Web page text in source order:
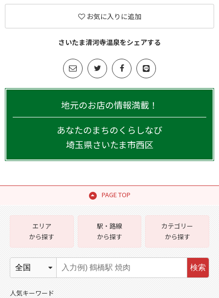
お気に入りに追加
さいたま清河寺温泉をシェアする
地元のお店の情報満載！
あなたのまちのくらしなび
埼玉県さいたま市西区
PAGE TOP
エリア
から探す
駅・路線
から探す
カテゴリー
から探す
検索
人気キーワード